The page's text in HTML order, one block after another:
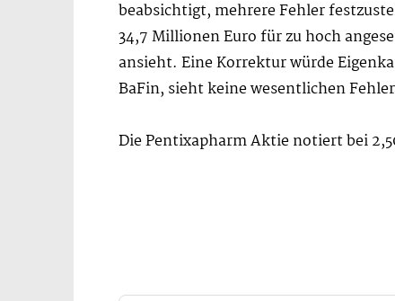
beabsichtigt, mehrere Fehler
34,7 Millionen Euro für zu hoch
ansieht. Eine Korrektur würde
BaFin, sieht keine wesentlichen
Die Pentixapharm Aktie notiert bei